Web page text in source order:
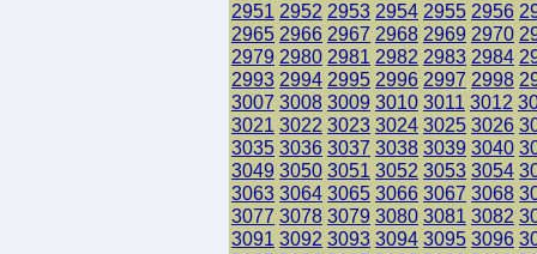
2951 2952 2953 2954 2955 2956
2965 2966 2967 2968 2969 2970
2979 2980 2981 2982 2983 2984
2993 2994 2995 2996 2997 2998
3007 3008 3009 3010 3011 3012
3021 3022 3023 3024 3025 3026
3035 3036 3037 3038 3039 3040
3049 3050 3051 3052 3053 3054
3063 3064 3065 3066 3067 3068
3077 3078 3079 3080 3081 3082
3091 3092 3093 3094 3095 3096